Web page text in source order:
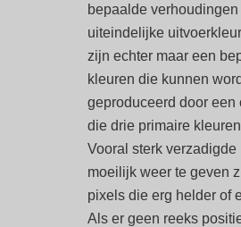
bepaalde
uiteindelijke
zijn echter maar een
kleuren die kunnen
geproduceerd door een
die drie primaire
Vooral sterk
moeilijk weer te geven
pixels die erg helder of
Als er geen reeks